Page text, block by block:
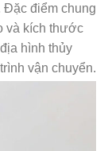
Đặc điểm chung
và kích thước
hình thủy
vận chuyển.